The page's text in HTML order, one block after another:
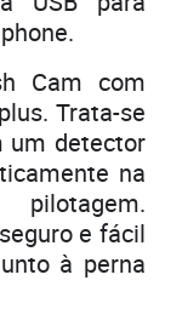
Cam com
Trata-se
um detector
na
e fácil
à perna